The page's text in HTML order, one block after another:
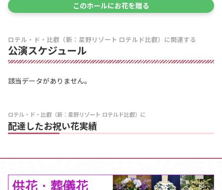
このホールにお花を贈る
ロテル・ド・比叡（新：星野リゾート ロテルド比叡）に関連する
公演スケジュール
該当データがありません。
ロテル・ド・比叡（新：星野リゾート ロテルド比叡）に
配達したお祝い花実績